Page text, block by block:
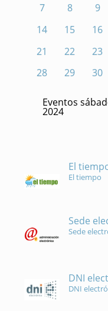
7
8 9
14
15 16
21
22 23
28
29 30
Eventos
2024
El
El tiempo
Sede
Sede
DNI
DNI